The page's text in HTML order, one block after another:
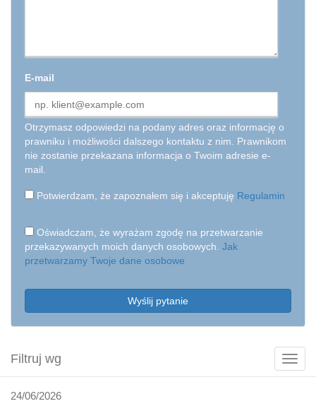
Pokaż
filtry
Filtruj wg
E-mail
Otrzymasz odpowiedzi na podany adres oraz informację o
prawniku i możliwości dalszego kontaktu z nim. Prawnikom
nie zostanie przekazana informacja o Twoim adresie e-
mail.
Potwierdzam, że zapoznałem się i akceptuję Regulamin
Oświadczam, że wyrażam zgodę na przetwarzanie
przekazywanych moich danych osobowych. Jak
przetwarzamy Twoje dane osobowe
Wyślij pytanie
24/06/2026